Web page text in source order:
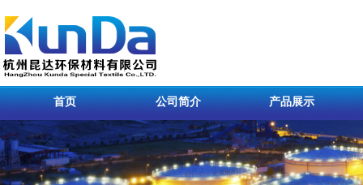
首页 公司简介 产品展示